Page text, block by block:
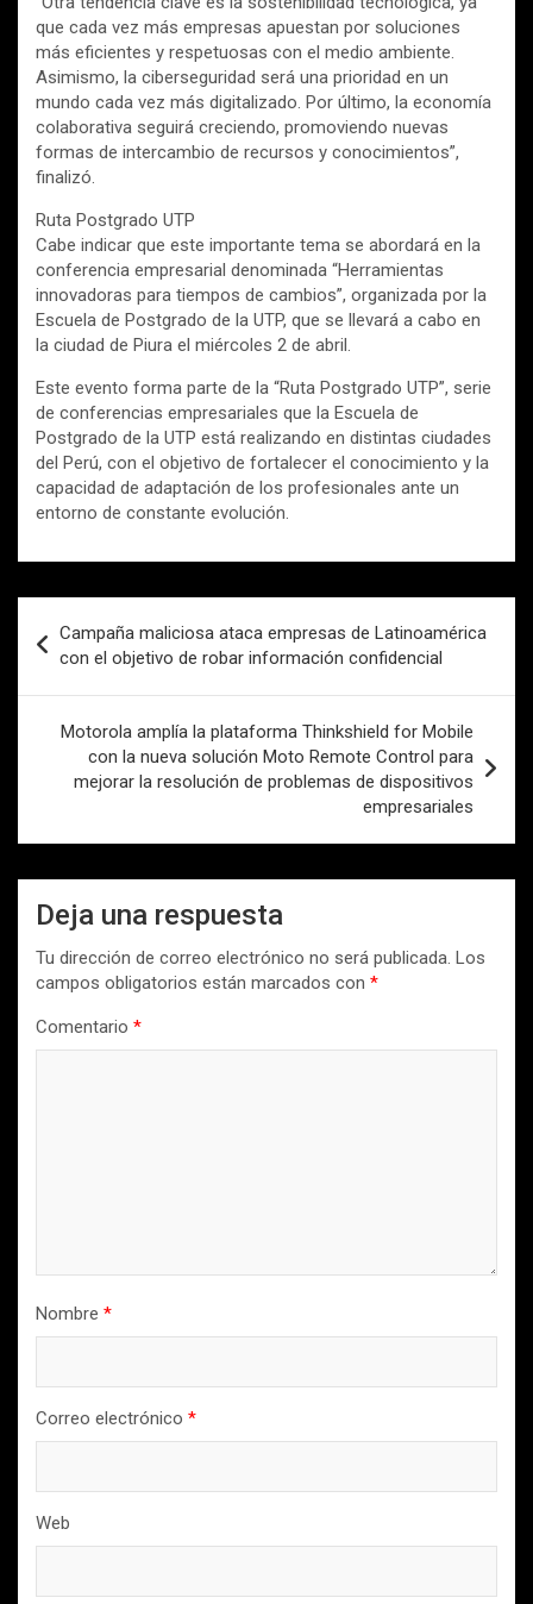
que cada vez más empresas apuestan por soluciones
más eficientes y respetuosas con el medio ambiente.
Asimismo, la ciberseguridad será una prioridad en un
mundo cada vez más digitalizado. Por último, la economía
colaborativa seguirá creciendo, promoviendo nuevas
formas de intercambio de recursos y conocimientos”,
finalizó.
Ruta Postgrado UTP
Cabe indicar que este importante tema se abordará en la
conferencia empresarial denominada “Herramientas
innovadoras para tiempos de cambios”, organizada por la
Escuela de Postgrado de la UTP, que se llevará a cabo en
la ciudad de Piura el miércoles 2 de abril.
Este evento forma parte de la “Ruta Postgrado UTP”, serie
de conferencias empresariales que la Escuela de
Postgrado de la UTP está realizando en distintas ciudades
del Perú, con el objetivo de fortalecer el conocimiento y la
capacidad de adaptación de los profesionales ante un
entorno de constante evolución.
de
entradas
Campaña maliciosa ataca empresas de Latinoamérica
con el objetivo de robar información confidencial
Motorola amplía la plataforma Thinkshield for Mobile
con la nueva solución Moto Remote Control para
mejorar la resolución de problemas de dispositivos
empresariales
Deja una respuesta
Tu dirección de correo electrónico no será publicada. Los
campos obligatorios están marcados con *
Comentario *
Nombre *
Correo electrónico *
Web